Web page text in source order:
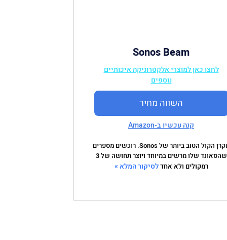
Sonos Beam
לחצו כאן למוצרי אלקטרוניקה איכותיים
נוספים
השווה מחיר
קנה עכשיו ב-Amazon
מקרן הקול הטוב ביותר של Sonos. רוכשים מספרים
שהסאונד שלו מרשים במיוחד ויוצר תחושה של 3
רמקולים ולא אחדלסיקור המלא »